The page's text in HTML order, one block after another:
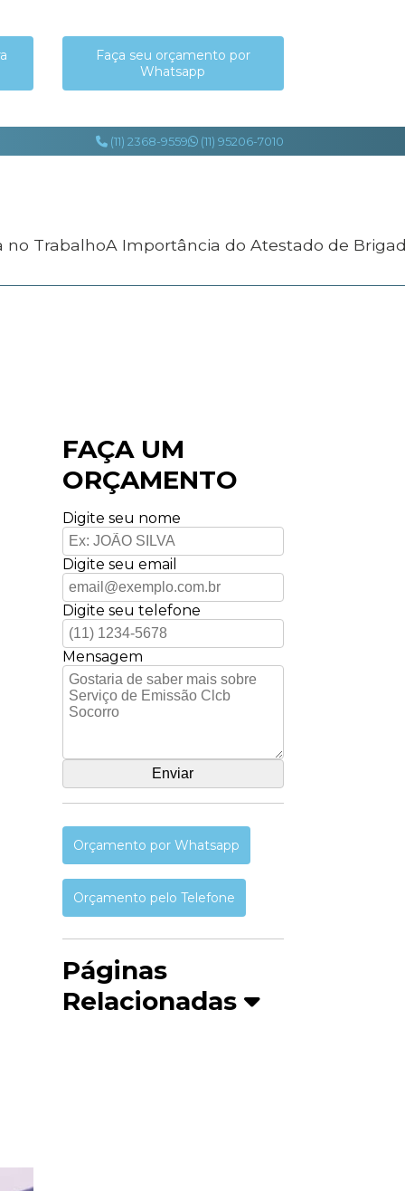
Faça seu orçamento por
Whatsapp
(11) 2368-9559 (11) 95206-7010
no Trabalho
A Importância do Atestado de
FAÇA UM
ORÇAMENTO
Digite seu nome
Digite seu email
Digite seu telefone
Mensagem
Orçamento por Whatsapp
Orçamento pelo Telefone
Páginas
Relacionadas